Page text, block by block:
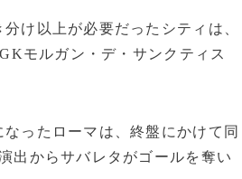
け以上が必要だったシティは、
モルガン・デ・サンクティス
ったローマは、終盤にかけて同
出からサバレタがゴールを奪い